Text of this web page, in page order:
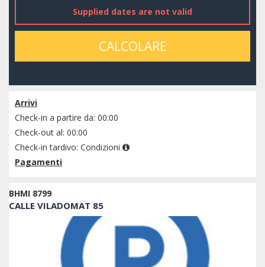
Supplied dates are not valid
CALCOLARE
Arrivi
Check-in a partire da: 00:00
Check-out al: 00:00
Check-in tardivo: Condizioni
Pagamenti
BHMI 8799
CALLE VILADOMAT 85